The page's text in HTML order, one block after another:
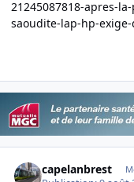
21245087818-apres-
saoudite-lap-hp-
capelanbrest